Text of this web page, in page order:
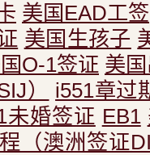
美国EAD工签
美国生孩子
O-1签证 美
）
i551章过
未婚签证 EB1
（澳洲签证